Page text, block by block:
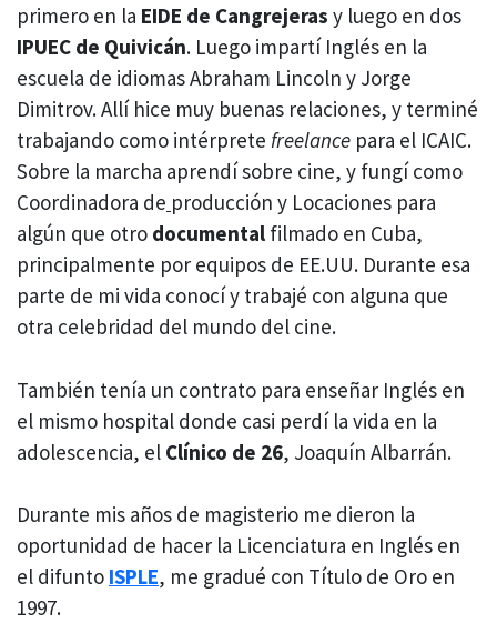
primero en la EIDE de Cangrejeras y luego en dos
IPUEC de Quivicán. Luego impartí Inglés en la
escuela de idiomas Abraham Lincoln y Jorge
Dimitrov. Allí hice muy buenas relaciones, y terminé
trabajando como intérprete freelance para el ICAIC.
Sobre la marcha aprendí sobre cine, y fungí como
Coordinadora de producción y Locaciones para
algún que otro documental filmado en Cuba,
principalmente por equipos de EE.UU. Durante esa
parte de mi vida conocí y trabajé con alguna que
otra celebridad del mundo del cine.
También tenía un contrato para enseñar Inglés en
el mismo hospital donde casi perdí la vida en la
adolescencia, el Clínico de 26, Joaquín Albarrán.
Durante mis años de magisterio me dieron la
oportunidad de hacer la Licenciatura en Inglés en
el difunto ISPLE, me gradué con Título de Oro en
1997.